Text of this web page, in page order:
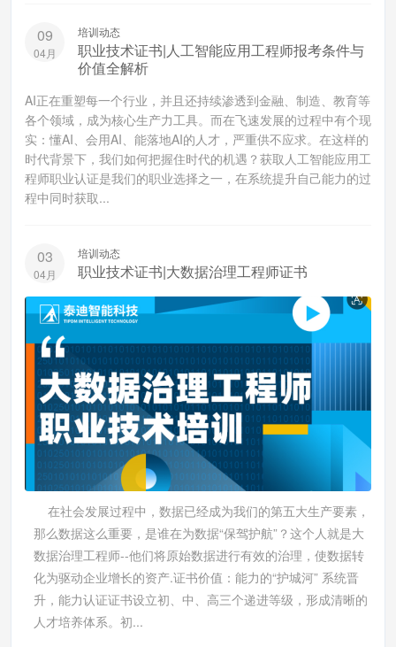
09
04月
培训动态
职业技术证书|人工智能应用工程师报考条件与
价值全解析
AI正在重塑每一个行业，并且还持续渗透到金融、制造、教育等
各个领域，成为核心生产力工具。而在飞速发展的过程中有个现
实：懂AI、会用AI、能落地AI的人才，严重供不应求。在这样的
时代背景下，我们如何把握住时代的机遇？获取人工智能应用工
程师职业认证是我们的职业选择之一，在系统提升自己能力的过
程中同时获取...
03
04月
培训动态
职业技术证书|大数据治理工程师证书
在社会发展过程中，数据已经成为我们的第五大生产要素，
那么数据这么重要，是谁在为数据“保驾护航”？这个人就是大
数据治理工程师--他们将原始数据进行有效的治理，使数据转
化为驱动企业增长的资产.证书价值：能力的“护城河” 系统晋
升，能力认证证书设立初、中、高三个递进等级，形成清晰的
人才培养体系。初...